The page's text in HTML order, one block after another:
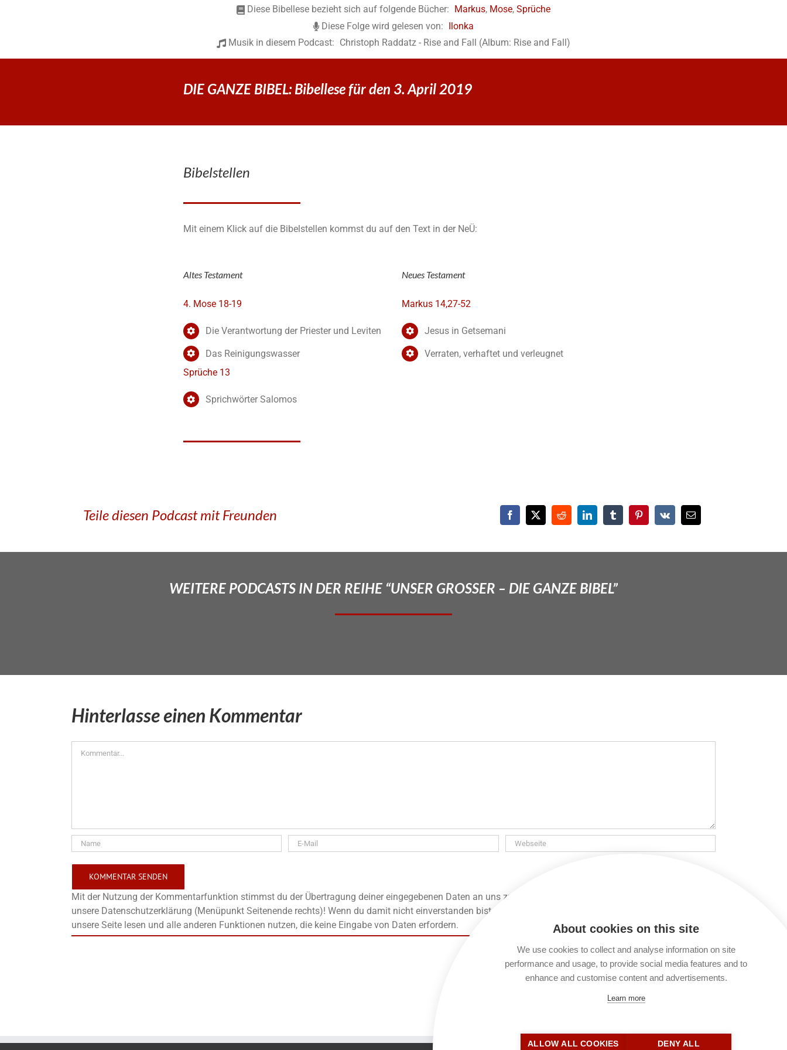
Diese Bibellese bezieht sich auf folgende Bücher: Markus, Mose, Sprüche
Diese Folge wird gelesen von: Ilonka
Musik in diesem Podcast: Christoph Raddatz - Rise and Fall (Album: Rise and Fall)
DIE GANZE BIBEL: Bibellese für den 3. April 2019
Bibelstellen
Mit einem Klick auf die Bibelstellen kommst du auf den Text in der NeÜ:
Altes Testament
4. Mose 18-19
Die Verantwortung der Priester und Leviten
Das Reinigungswasser
Sprüche 13
Sprichwörter Salomos
Neues Testament
Markus 14,27-52
Jesus in Getsemani
Verraten, verhaftet und verleugnet
Teile diesen Podcast mit Freunden
WEITERE PODCASTS IN DER REIHE “UNSER GROSSER – DIE GANZE BIBEL”
Hinterlasse einen Kommentar
Mit der Nutzung der Kommentarfunktion stimmst du der Übertragung deiner eingegebenen Daten an uns zu, die verarbeitet und gespeichert werden. Lies
unsere Datenschutzerklärung (Menüpunkt Seitenende rechts)! Wenn du damit nicht einverstanden bist, kannst du keinen Kommentar verfassen. Du kannst
unsere Seite lesen und alle anderen Funktionen nutzen, die keine Eingabe von Daten erfordern.
About cookies on this site
We use cookies to collect and analyse information on site
performance and usage, to provide social media features and to
enhance and customise content and advertisements.
Learn more
ALLOW ALL COOKIES DENY ALL